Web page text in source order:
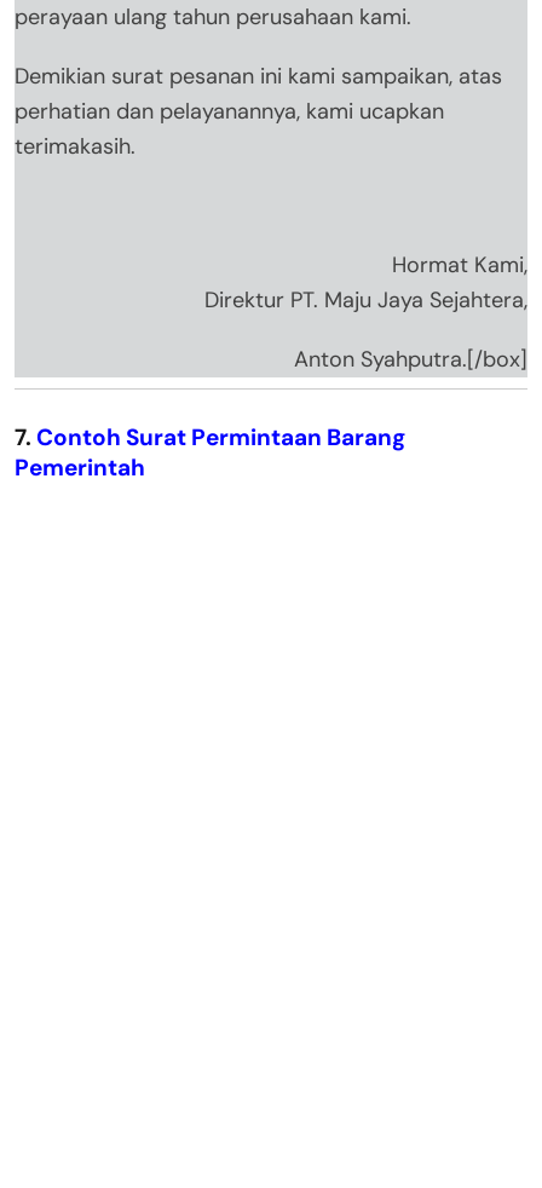
perayaan ulang tahun perusahaan kami.
Demikian surat pesanan ini kami sampaikan, atas
perhatian dan pelayanannya, kami ucapkan
terimakasih.
Hormat Kami,
Direktur PT. Maju Jaya Sejahtera,
Anton Syahputra.[/box]
7. Contoh Surat Permintaan Barang
Pemerintah